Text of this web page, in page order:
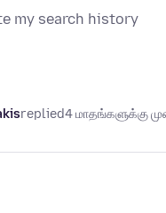
my search history
replied4 மாதங்களுக்கு